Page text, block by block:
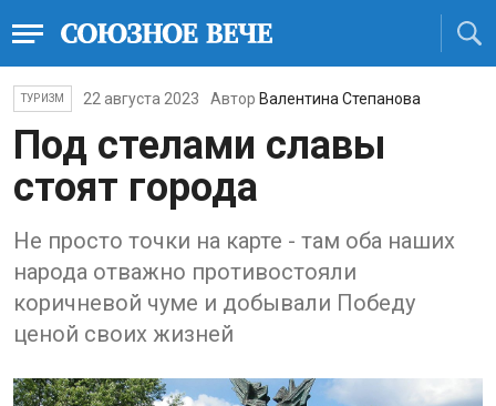
ТУРИЗМ 22 августа 2023 Автор Валентина Степанова
Под стелами славы
стоят города
Не просто точки на карте - там оба наших
народа отважно противостояли
коричневой чуме и добывали Победу
ценой своих жизней